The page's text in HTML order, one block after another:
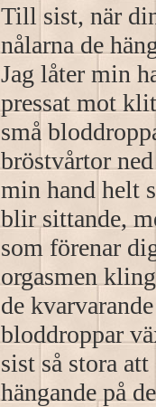
Till sist, när
nålarna de
Jag låter min
pressat mot
små
bröstvårtor
min hand helt
blir sittande,
som förenar
orgasmen
de
bloddroppar
sist så stora
hängande på